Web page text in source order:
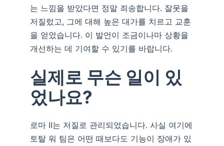
는 느낌을 받았다면 정말 죄송합니다. 잘못을
저질렀고, 그에 대해 높은 대가를 치르고 교훈
을 얻었습니다. 이 발언이 조금이나마 상황을
개선하는 데 기여할 수 있기를 바랍니다.
실제로 무슨 일이 있
었나요?
로마 II는 저질로 관리되었습니다. 사실 여기에
토탈 워 팀은 어떤 때보다도 기능이 장애가 있